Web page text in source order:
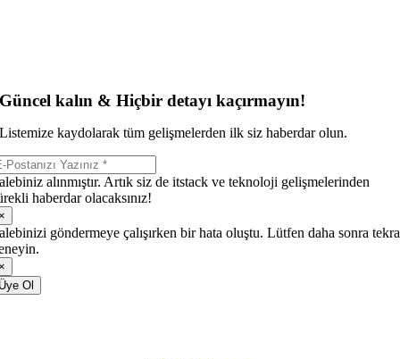
Güncel kalın & Hiçbir detayı kaçırmayın!
Listemize kaydolarak tüm gelişmelerden ilk siz haberdar olun.
alınmıştır. Artık siz de itstack ve teknoloji gelişmelerinden
haberdar olacaksınız!
göndermeye çalışırken bir hata oluştu. Lütfen daha sonra
Ol